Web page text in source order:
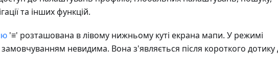
та інших функцій.
'≡' розташована в лівому нижньому куті екрана мапи. У режимі
замовчуванням невидима. Вона з'являється після короткого дотику